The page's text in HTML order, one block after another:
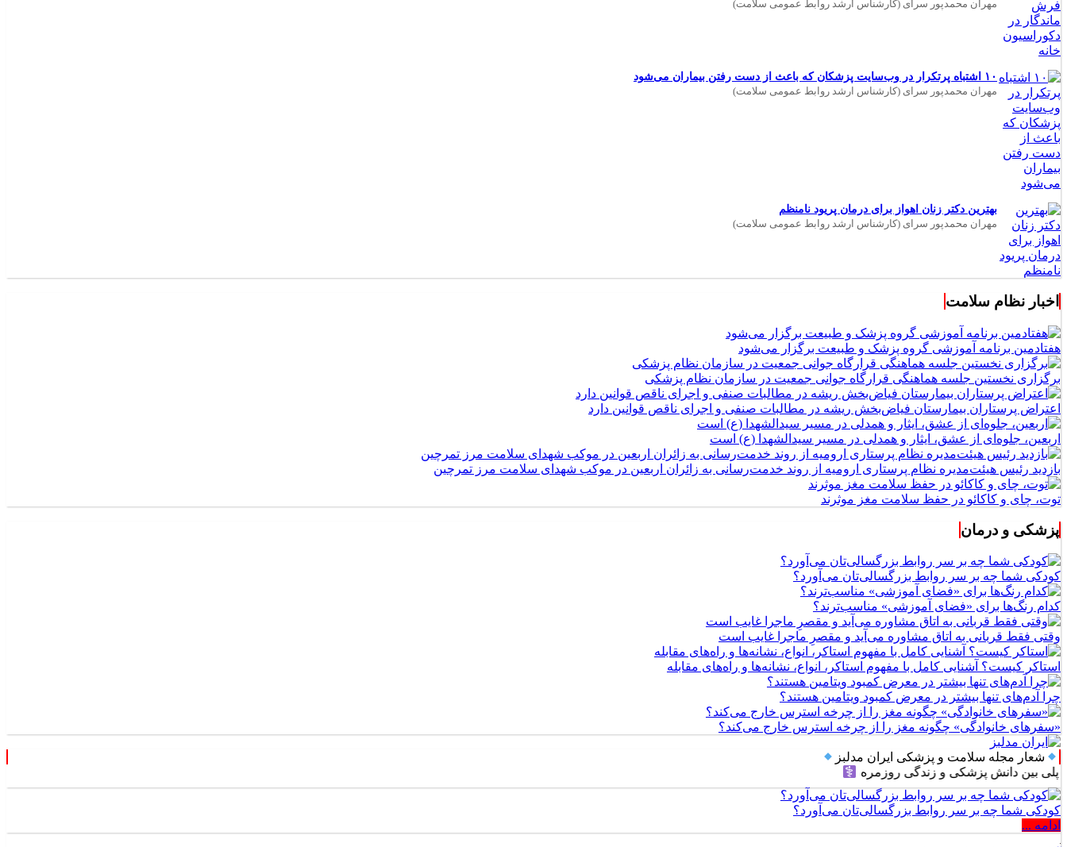
مهران محمدپور سرای (کارشناس ارشد روابط عمومی سلامت)
۱۰ اشتباه پرتکرار در وب‌سایت پزشکان که باعث از دست رفتن بیماران می‌شود
مهران محمدپور سرای (کارشناس ارشد روابط عمومی سلامت)
بهترین دکتر زنان اهواز برای درمان پریود نامنظم
مهران محمدپور سرای (کارشناس ارشد روابط عمومی سلامت)
اخبار نظام سلامت
هفتادمین برنامه آموزشی گروه پزشک و طبیعت برگزار می‌شود
برگزاری نخستین جلسه هماهنگی قرارگاه جوانی جمعیت در سازمان نظام پزشکی
اعتراض پرستاران بیمارستان فیاض‌بخش ریشه در مطالبات صنفی و اجرای ناقص قوانین دارد
اربعین، جلوه‌ای از عشق، ایثار و همدلی در مسیر سیدالشهدا (ع) است
بازدید رئیس هیئت‌مدیره نظام پرستاری ارومیه از روند خدمت‌رسانی به زائران اربعین در موکب شهدای سلامت مرز تمرچین
توت، چای و کاکائو در حفظ سلامت مغز موثرند
پزشکی و درمان
کودکی شما چه بر سر روابط بزرگسالی‌تان می‌آورد؟
کدام رنگ‌ها برای «فضای آموزشی» مناسب‌ترند؟
وقتی فقط قربانی به اتاق مشاوره می‌آید و مقصرِ ماجرا غایب است
استاکر کیست؟ آشنایی کامل با مفهوم استاکر، انواع، نشانه‌ها و راه‌های مقابله
چرا آدم‌های تنها بیشتر در معرض کمبود ویتامین هستند؟
«سفرهای خانوادگی» چگونه مغز را از چرخه استرس خارج می‌کند؟
شعار مجله سلامت و پزشکی ایران مدلبز
دانش پزشکی و زندگی روزمره
کودکی شما چه بر سر روابط بزرگسالی‌تان می‌آورد؟
ادامه ...